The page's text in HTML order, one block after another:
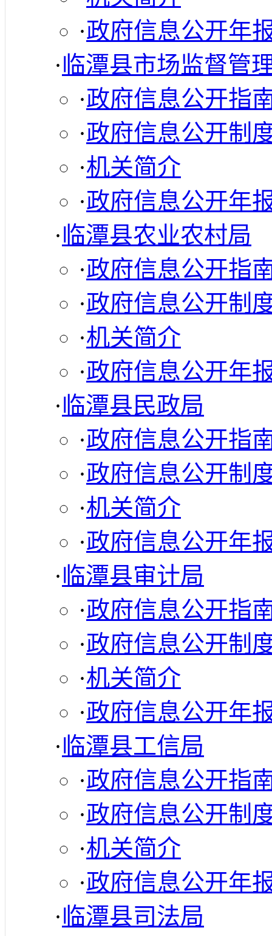
·政府信息公开年
·临潭县市场监督管
·政府信息公开指
·政府信息公开制
·机关简介
·政府信息公开年
·临潭县农业农村局
·政府信息公开指
·政府信息公开制
·机关简介
·政府信息公开年
·临潭县民政局
·政府信息公开指
·政府信息公开制
·机关简介
·政府信息公开年
·临潭县审计局
·政府信息公开指
·政府信息公开制
·机关简介
·政府信息公开年
·临潭县工信局
·政府信息公开指
·政府信息公开制
·机关简介
·政府信息公开年
·临潭县司法局